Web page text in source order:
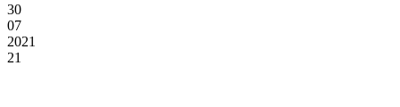
30
07
2021
21